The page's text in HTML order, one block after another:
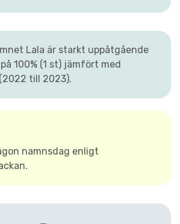
Lala är starkt uppåtgående
100% (1 st) jämfört med
till 2023).
namnsdag enligt